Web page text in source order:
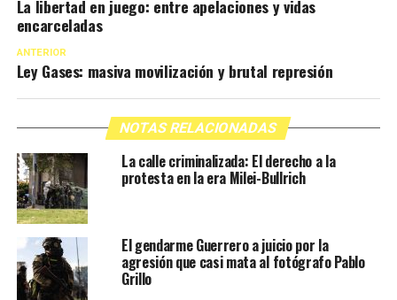
La libertad en juego: entre apelaciones y vidas
encarceladas
ANTERIOR
Ley Gases: masiva movilización y brutal represión
NOTAS RELACIONADAS
La calle criminalizada: El derecho a la
protesta en la era Milei-Bullrich
El gendarme Guerrero a juicio por la
agresión que casi mata al fotógrafo Pablo
Grillo